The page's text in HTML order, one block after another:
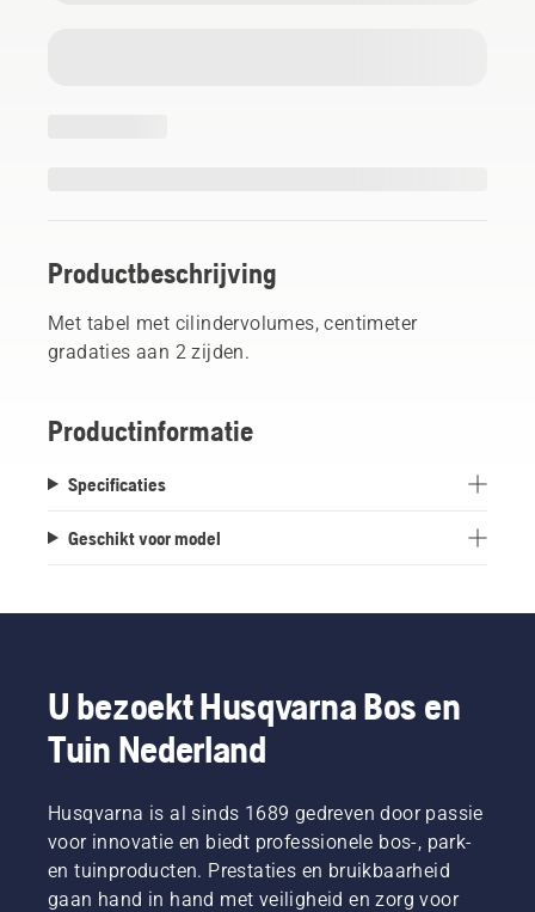
Productbeschrijving
Met tabel met cilindervolumes, centimeter
gradaties aan 2 zijden.
Productinformatie
Specificaties
Geschikt voor model
U bezoekt Husqvarna Bos en
Tuin Nederland
Husqvarna is al sinds 1689 gedreven door passie
voor innovatie en biedt professionele bos-, park-
en tuinproducten. Prestaties en bruikbaarheid
gaan hand in hand met veiligheid en zorg voor